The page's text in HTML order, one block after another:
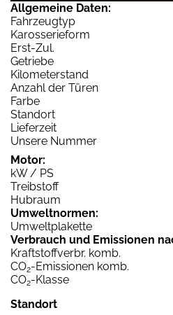
Allgemeine Daten:
Fahrzeugtyp
Karosserieform
Erst-Zul.
Getriebe
Kilometerstand
Anzahl der Türen
Farbe
Standort
Lieferzeit
Unsere Nummer
Motor:
kW / PS
Treibstoff
Hubraum
Umweltnormen:
Umweltplakette
Verbrauch und Emissionen
Kraftstoffverbr. komb.
CO2-Emissionen komb.
CO2-Klasse
Standort